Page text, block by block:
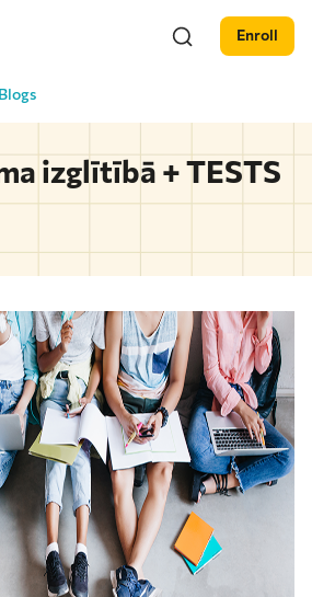
Enroll
Blogs
izglītībā + TESTS